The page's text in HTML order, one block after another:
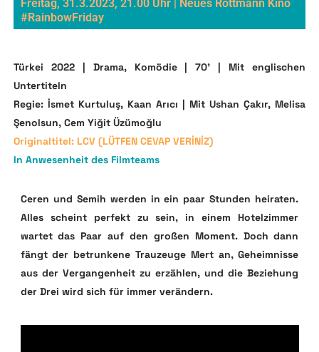
Freitag, 31.3.2023, 21.00 Uhr | Neues Rottmann Kino
#RainbowFriday
Türkei 2022 | Drama, Komödie | 70’ | Mit englischen
Untertiteln
Regie: İsmet Kurtuluş, Kaan Arıcı | Mit Ushan Çakır, Melisa
Şenolsun, Cem Yiğit Üzümoğlu
Originaltitel: LCV (LÜTFEN CEVAP VERİNİZ)
In Anwesenheit des Filmteams
Ceren und Semih werden in ein paar Stunden heiraten.
Alles scheint perfekt zu sein, in einem Hotelzimmer
wartet das Paar auf den großen Moment. Doch dann
fängt der betrunkene Trauzeuge Mert an, Geheimnisse
aus der Vergangenheit zu erzählen, und die Beziehung
der Drei wird sich für immer verändern.